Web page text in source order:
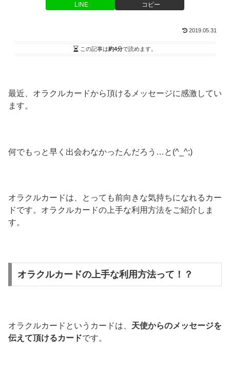
LINE コピー
2019.05.31
この記事は約4分で読めます。
最近、オラクルカードから頂けるメッセージに感激してい
ます。
何でもっと早く出会わなかったんだろう…と(^_^;)
オラクルカードは、とっても前向きな気持ちになれるカー
ドです。オラクルカードの上手な利用方法をご紹介しま
す。
オラクルカードの上手な利用方法って！？
オラクルカードというカードは、 天使からのメッセージを
伝えて頂けるカードです。